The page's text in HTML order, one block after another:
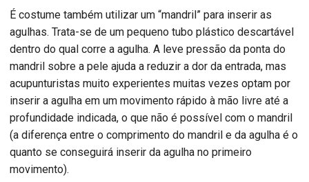
É costume também utilizar um “mandril” para inserir as
agulhas. Trata-se de um pequeno tubo plástico descartável
dentro do qual corre a agulha. A leve pressão da ponta do
mandril sobre a pele ajuda a reduzir a dor da entrada, mas
acupunturistas muito experientes muitas vezes optam por
inserir a agulha em um movimento rápido à mão livre até a
profundidade indicada, o que não é possível com o mandril
(a diferença entre o comprimento do mandril e da agulha é o
quanto se conseguirá inserir da agulha no primeiro
movimento).